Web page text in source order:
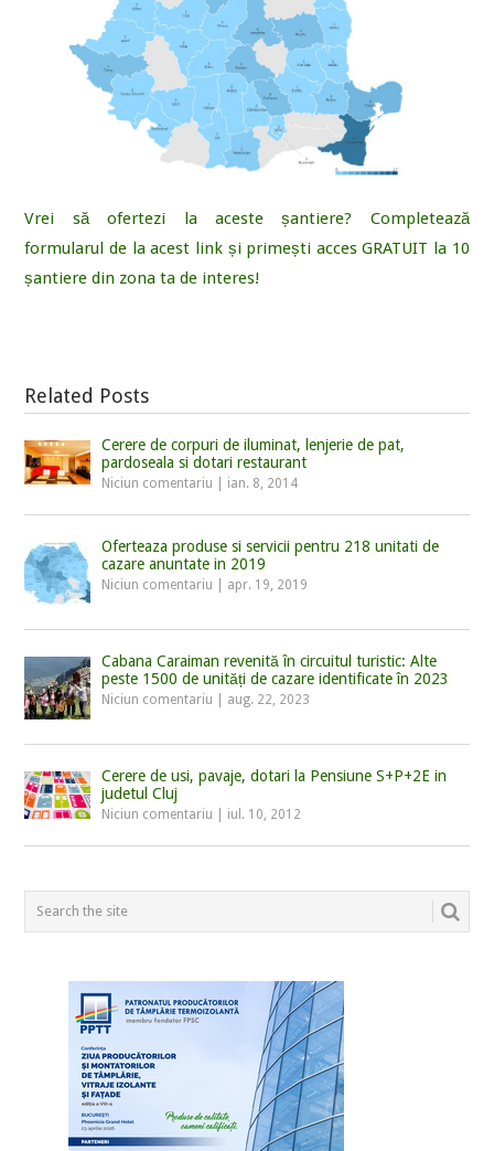
Vrei să ofertezi la aceste șantiere? Completează
formularul de la acest link și primești acces GRATUIT la 10
șantiere din zona ta de interes!
Related Posts
Cerere de corpuri de iluminat, lenjerie de pat,
pardoseala si dotari restaurant
Niciun comentariu ian. 8, 2014
Oferteaza produse si servicii pentru 218 unitati de
cazare anuntate in 2019
Niciun comentariu apr. 19, 2019
Cabana Caraiman revenită în circuitul turistic: Alte
peste 1500 de unități de cazare identificate în 2023
Niciun comentariu aug. 22, 2023
Cerere de usi, pavaje, dotari la Pensiune S+P+2E in
judetul Cluj
Niciun comentariu iul. 10, 2012